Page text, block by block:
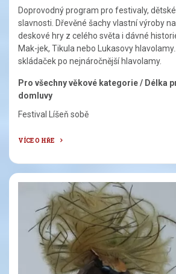
Doprovodný program pro festivaly,
slavnosti. Dřevěné šachy vlastní výroby
deskové hry z celého světa i dávné
Mak-jek, Tikula nebo Lukasovy
skládaček po nejnáročnější hlavolamy.
Pro všechny věkové kategorie / Délka
domluvy
Festival Líšeň sobě
VÍCE O HŘE